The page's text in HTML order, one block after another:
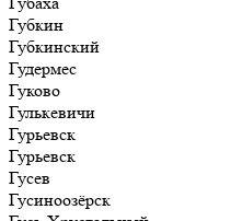
Губкин
Губкинский
Гудермес
Гуково
Гулькевичи
Гурьевск
Гурьевск
Гусев
Гусиноозёрск